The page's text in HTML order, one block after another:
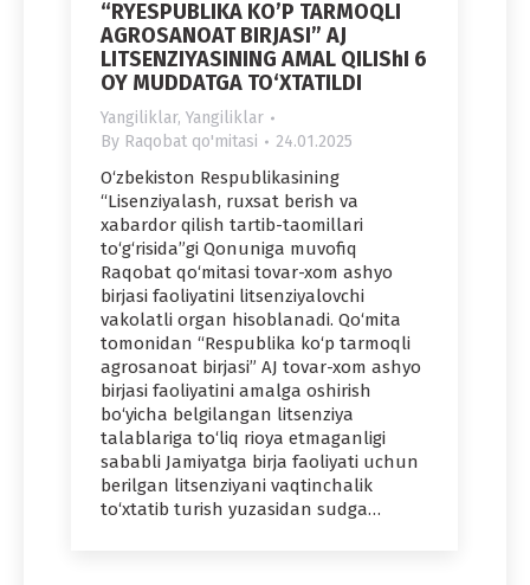
“RYESPUBLIKA KO’P TARMOQLI
AGROSANOAT BIRJASI” AJ
LITSENZIYASINING AMAL QILIShI 6
OY MUDDATGA TO‘XTATILDI
Yangiliklar, Yangiliklar
By Raqobat qo'mitasi 24.01.2025
O‘zbekiston Respublikasining
“Lisenziyalash, ruxsat berish va
xabardor qilish tartib-taomillari
to‘g‘risida”gi Qonuniga muvofiq
Raqobat qo‘mitasi tovar-xom ashyo
birjasi faoliyatini litsenziyalovchi
vakolatli organ hisoblanadi. Qo‘mita
tomonidan “Respublika ko‘p tarmoqli
agrosanoat birjasi” AJ tovar-xom ashyo
birjasi faoliyatini amalga oshirish
bo‘yicha belgilangan litsenziya
talablariga to‘liq rioya etmaganligi
sababli Jamiyatga birja faoliyati uchun
berilgan litsenziyani vaqtinchalik
to‘xtatib turish yuzasidan sudga…